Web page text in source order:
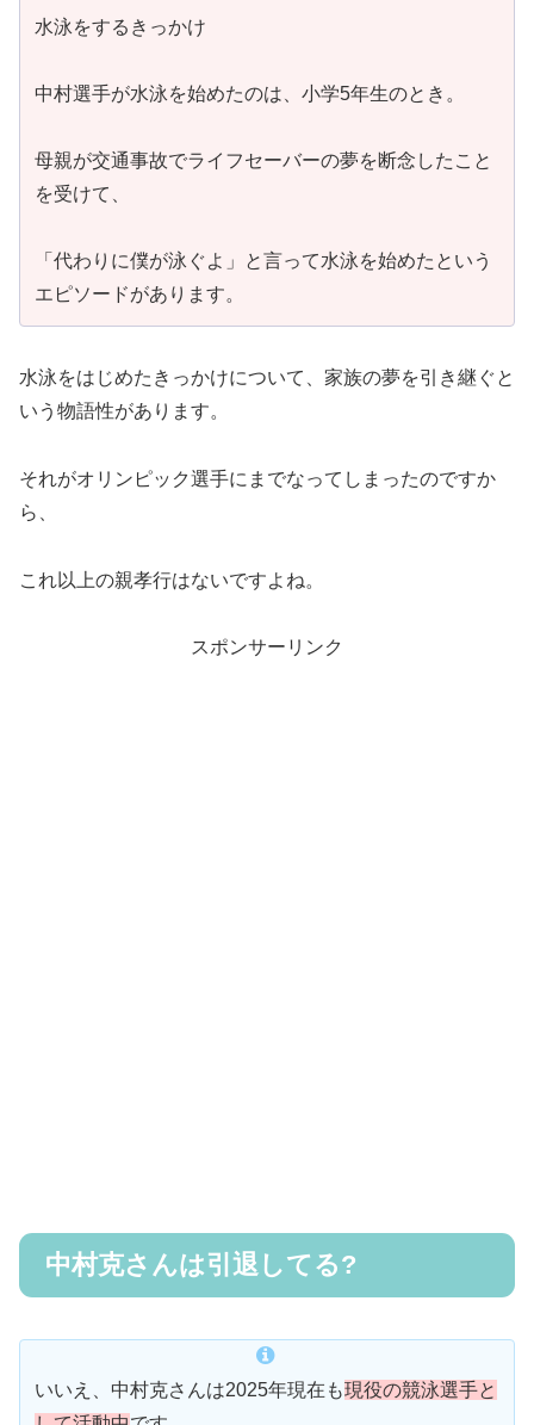
水泳をするきっかけ
中村選手が水泳を始めたのは、小学5年生のとき。
母親が交通事故でライフセーバーの夢を断念したこと
を受けて、
「代わりに僕が泳ぐよ」と言って水泳を始めたという
エピソードがあります。
水泳をはじめたきっかけについて、家族の夢を引き継ぐと
いう物語性があります。
それがオリンピック選手にまでなってしまったのですか
ら、
これ以上の親孝行はないですよね。
スポンサーリンク
中村克さんは引退してる?
いいえ、中村克さんは2025年現在も現役の競泳選手と